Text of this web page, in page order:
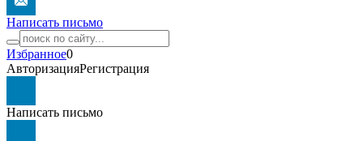
Написать письмо
Избранное0
АвторизацияРегистрация
Написать письмо